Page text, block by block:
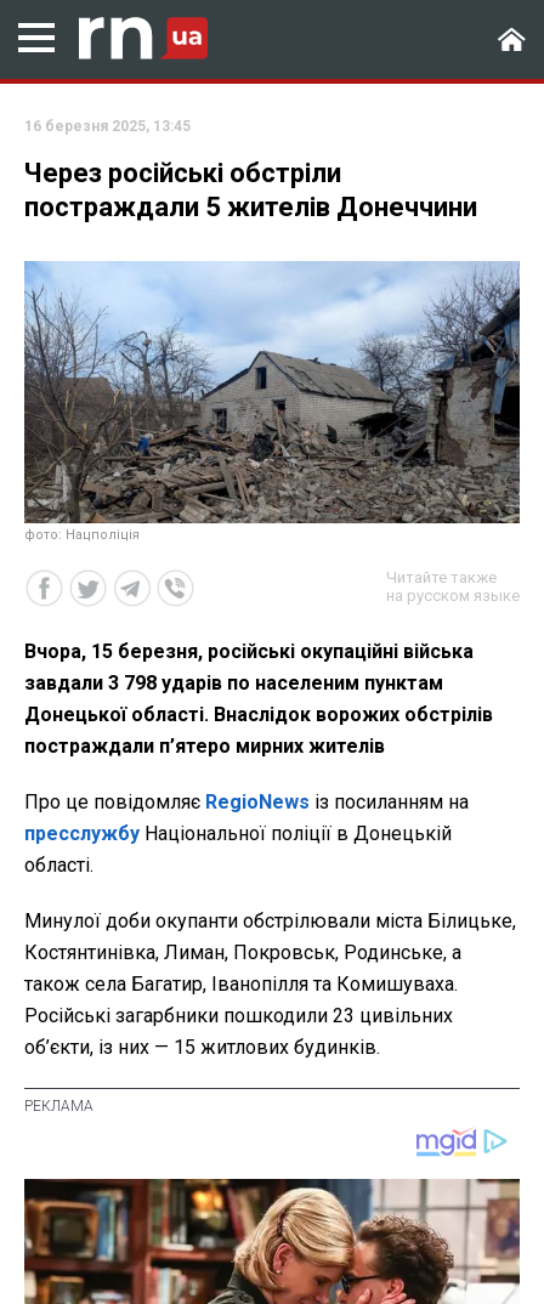
16 березня 2025, 13:45
Через російські обстріли
постраждали 5 жителів Донеччини
фото: Нацполіція
Читайте также
на русском языке
Вчора, 15 березня, російські окупаційні війська
завдали 3 798 ударів по населеним пунктам
Донецької області. Внаслідок ворожих обстрілів
постраждали п’ятеро мирних жителів
Про це повідомляє RegioNews із посиланням на
пресслужбу Національної поліції в Донецькій
області.
Минулої доби окупанти обстрілювали міста Білицьке,
Костянтинівка, Лиман, Покровськ, Родинське, а
також села Багатир, Іванопілля та Комишуваха.
Російські загарбники пошкодили 23 цивільних
об’єкти, із них — 15 житлових будинків.